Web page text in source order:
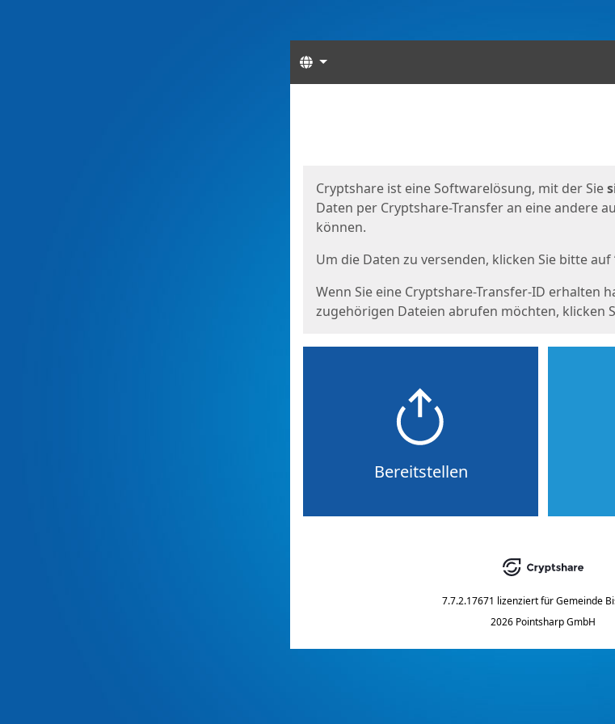
Sprachen
Cryptshare ist eine Softwarelösung, mit der Sie
Daten per Cryptshare-Transfer an eine andere
können.
Um die Daten zu versenden, klicken Sie bitte auf
Wenn Sie eine Cryptshare-Transfer-ID erhalten
zugehörigen Dateien abrufen möchten, klicken
Bereitstellen
7.7.2.17671 lizenziert fürGemeinde
2026 Pointsharp GmbH